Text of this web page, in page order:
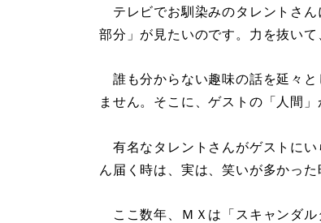
テレビでお馴染みのタレントさん
部分」が見たいのです。力を抜い
誰も分からない趣味の話を延々と
ません。そこに、ゲストの「人間
有名なタレントさんがゲストにい
ん届く時は、実は、笑いが多かっ
ここ数年、ＭＸは「スキャンダル